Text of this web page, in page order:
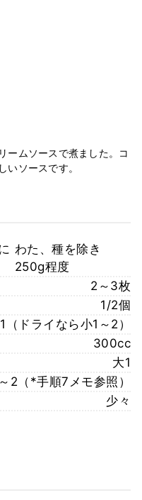
ームソースで煮ました。コ
いソースです。
わた、種を除き
250g程度
2～3枚
1/2個
（ドライなら小1～2）
300cc
大1
2（*手順7メモ参照）
少々